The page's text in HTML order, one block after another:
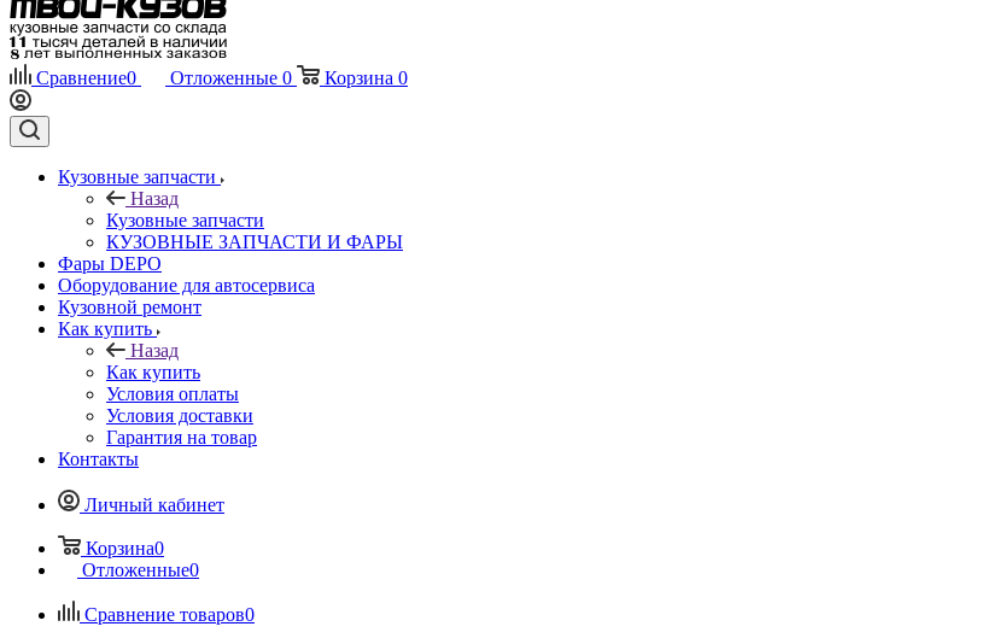
Сравнение0 Отложенные 0 Корзина 0
Кузовные запчасти
Назад
Кузовные запчасти
КУЗОВНЫЕ ЗАПЧАСТИ И ФАРЫ
Фары DEPO
Оборудование для автосервиса
Кузовной ремонт
Как купить
Назад
Как купить
Условия оплаты
Условия доставки
Гарантия на товар
Контакты
Личный кабинет
Корзина0
Отложенные0
Сравнение товаров0